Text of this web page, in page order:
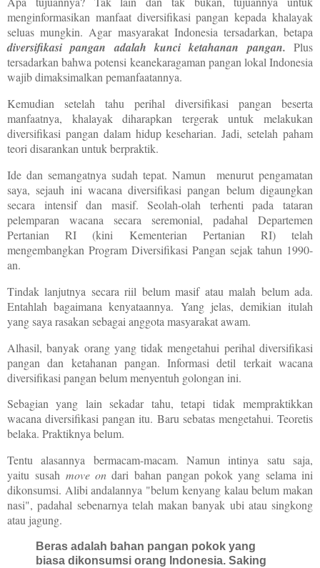
menginformasikan manfaat diversifikasi pangan kepada khalayak
seluas mungkin. Agar masyarakat Indonesia tersadarkan, betapa
diversifikasi pangan adalah kunci ketahanan pangan. Plus
tersadarkan bahwa potensi keanekaragaman pangan lokal Indonesia
wajib dimaksimalkan pemanfaatannya.
Kemudian setelah tahu perihal diversifikasi pangan beserta
manfaatnya, khalayak diharapkan tergerak untuk melakukan
diversifikasi pangan dalam hidup keseharian. Jadi, setelah paham
teori disarankan untuk berpraktik.
Ide dan semangatnya sudah tepat. Namun menurut pengamatan
saya, sejauh ini wacana diversifikasi pangan belum digaungkan
secara intensif dan masif. Seolah-olah terhenti pada tataran
pelemparan wacana secara seremonial, padahal Departemen
Pertanian RI (kini Kementerian Pertanian RI) telah
mengembangkan Program Diversifikasi Pangan sejak tahun 1990-
an.
Tindak lanjutnya secara riil belum masif atau malah belum ada.
Entahlah bagaimana kenyataannya. Yang jelas, demikian itulah
yang saya rasakan sebagai anggota masyarakat awam.
Alhasil, banyak orang yang tidak mengetahui perihal diversifikasi
pangan dan ketahanan pangan. Informasi detil terkait wacana
diversifikasi pangan belum menyentuh golongan ini.
Sebagian yang lain sekadar tahu, tetapi tidak mempraktikkan
wacana diversifikasi pangan itu. Baru sebatas mengetahui. Teoretis
belaka. Praktiknya belum.
Tentu alasannya bermacam-macam. Namun intinya satu saja,
yaitu susah move ondari bahan pangan pokok yang selama ini
dikonsumsi. Alibi andalannya "belum kenyang kalau belum makan
nasi", padahal sebenarnya telah makan banyak ubi atau singkong
atau jagung.
Beras adalah bahan pangan pokok yang
biasa dikonsumsi orang Indonesia. Saking